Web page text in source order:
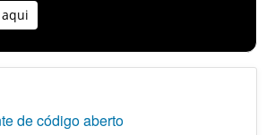
de código aberto